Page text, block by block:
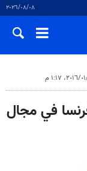
٠٨‏/٠٨‏/٢٠٢٦
في مجال